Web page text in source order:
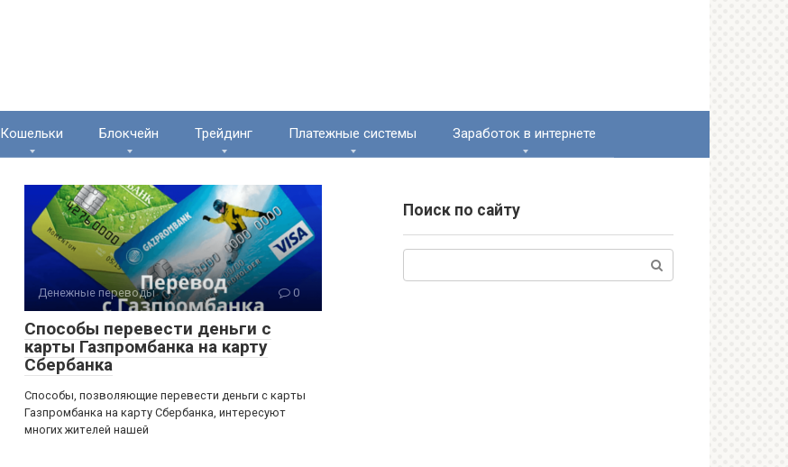
Кошельки Блокчейн Трейдинг Платежные системы Заработок в интернете
Денежные переводы 0
Способы перевести деньги с
карты Газпромбанка на карту
Сбербанка
Способы, позволяющие перевести деньги с карты
Газпромбанка на карту Сбербанка, интересуют
многих жителей нашей
Поиск по сайту